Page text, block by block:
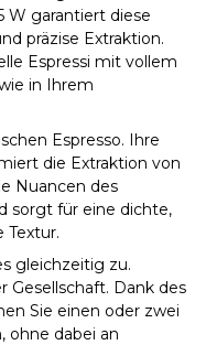
W garantiert diese
präzise Extraktion.
Espressi mit vollem
in Ihrem
Espresso. Ihre
die Extraktion von
Nuancen des
sorgt für eine dichte,
Textur.
gleichzeitig zu.
Gesellschaft. Dank des
Sie einen oder zwei
ohne dabei an